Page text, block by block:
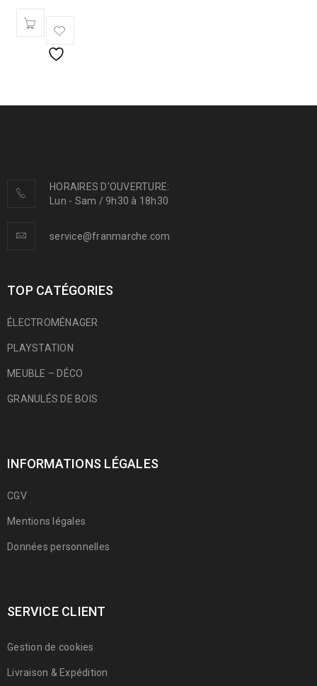
HORAIRES D'OUVERTURE:
Lun - Sam / 9h30 à 18h30
service@franmarche.com
TOP CATÉGORIES
ÉLECTROMÉNAGER
PLAYSTATION
MEUBLE – DÉCO
GRANULÉS DE BOIS
INFORMATIONS LÉGALES
CGV
Mentions légales
Données personnelles
SERVICE CLIENT
Gestion de cookies
Livraison & Expédition